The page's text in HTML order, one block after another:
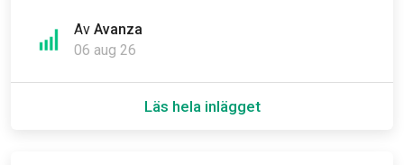
Av Avanza
06 aug 26
Läs hela inlägget